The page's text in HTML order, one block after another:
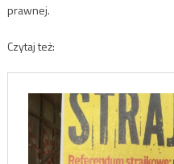
prawnej.
Czytaj też: